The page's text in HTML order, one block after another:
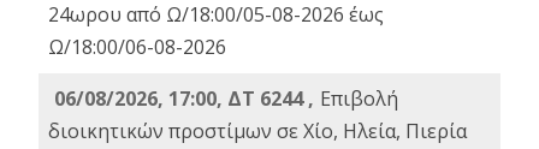
24ωρου από Ω/18:00/05-08-2026 έως
Ω/18:00/06-08-2026
06/08/2026, 17:00, ΔΤ 6244 , Επιβολή
διοικητικών προστίμων σε Χίο, Ηλεία, Πιερία